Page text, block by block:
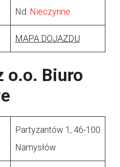
Nd: Nieczynne
MAPA DOJAZDU
o.o. Biuro
Partyzantów 1, 46-100
Namysłów